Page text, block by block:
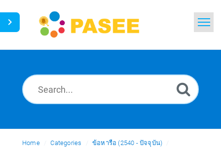
News
Ask a Question
Home Categories
ข้อหารือ (2540 - ปัจจุบัน)